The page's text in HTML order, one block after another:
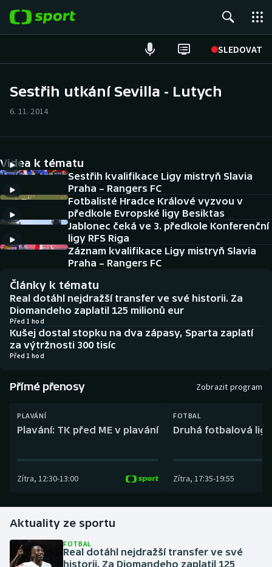
SLEDOVAT
Hokej
Tenis
Atletika
Cyklistika
DALŠÍ SPORTY
Americký fotbal
Baseball a softbal
Basketbal
Biatlon
Curling
Florbal
Golf
NEPŘEHLÉDNĚTE
Soutěže
Historické návraty
Aplikace ČT sport
Sestřih utkání Sevilla - Lutych
6. 11. 2014
Videa k tématu
Sestřih kvalifikace Ligy mistryň Slavia
Praha – Rangers FC
Fotbalisté Hradce Králové vyzvou v
předkole Evropské ligy Besiktas
Jablonec čeká ve 3. předkole Konferenční
ligy RFS Riga
Záznam kvalifikace Ligy mistryň Slavia
Praha – Rangers FC
Články k tématu
Real dotáhl nejdražší transfer ve své historii. Za
Diomandeho zaplatil 125 milionů eur
Před 1 hod
Kušej dostal stopku na dva zápasy, Sparta zaplatí
za výtržnosti 300 tisíc
Před 1 hod
Přímé přenosy Zobrazit program
PLAVÁNÍ
Plavání: TK před ME v plavání
Zítra, 12:30-13:00
FOTBAL
Druhá fotbalová
Zítra, 17:35-19:55
Aktuality ze sportu
FOTBAL
Real dotáhl nejdražší transfer ve své
historii. Za Diomandeho zaplatil 125